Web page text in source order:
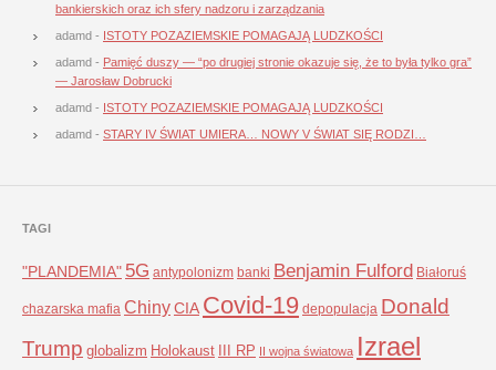
bankierskich oraz ich sfery nadzoru i zarządzania
adamd - ISTOTY POZAZIEMSKIE POMAGAJĄ LUDZKOŚCI
adamd - Pamięć duszy — “po drugiej stronie okazuje się, że to była tylko gra”
— Jarosław Dobrucki
adamd - ISTOTY POZAZIEMSKIE POMAGAJĄ LUDZKOŚCI
adamd - STARY IV ŚWIAT UMIERA… NOWY V ŚWIAT SIĘ RODZI…
TAGI
"PLANDEMIA" 5G antypolonizm banki Benjamin Fulford Białoruś
chazarska mafia ChinyCIA Covid-19 depopulacja Donald
Trump globalizm Holokaust III RP II wojna światowa Izrael